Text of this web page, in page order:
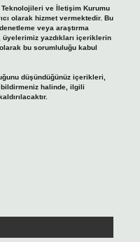
Teknolojileri ve İletişim Kurumu
olarak hizmet vermektedir. Bu
veya araştırma
yazdıkları içeriklerin
bu sorumluluğu kabul
düşündüğünüz içerikleri,
halinde, ilgili